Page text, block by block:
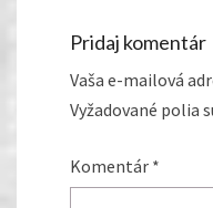
Pridaj komentár
Vaša e-mailová
Vyžadované polia
Komentár *